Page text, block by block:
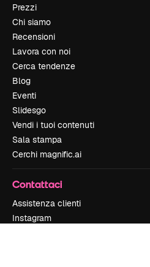
Prezzi
Chi siamo
Recensioni
Lavora con noi
Cerca tendenze
Blog
Eventi
Slidesgo
Vendi i tuoi contenuti
Sala stampa
Cerchi magnific.ai
Contattaci
Assistenza clienti
Instagram